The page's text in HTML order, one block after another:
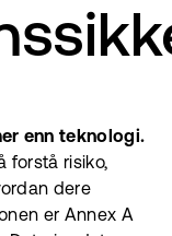
enn teknologi.
forstå risiko,
dere
er Annex A